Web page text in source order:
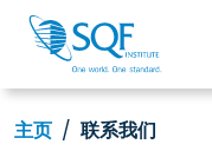
主页 联系我们